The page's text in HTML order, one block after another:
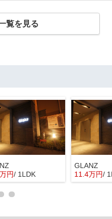
覧を見る
円/ 1LDK
GLANZ
11.4万円/